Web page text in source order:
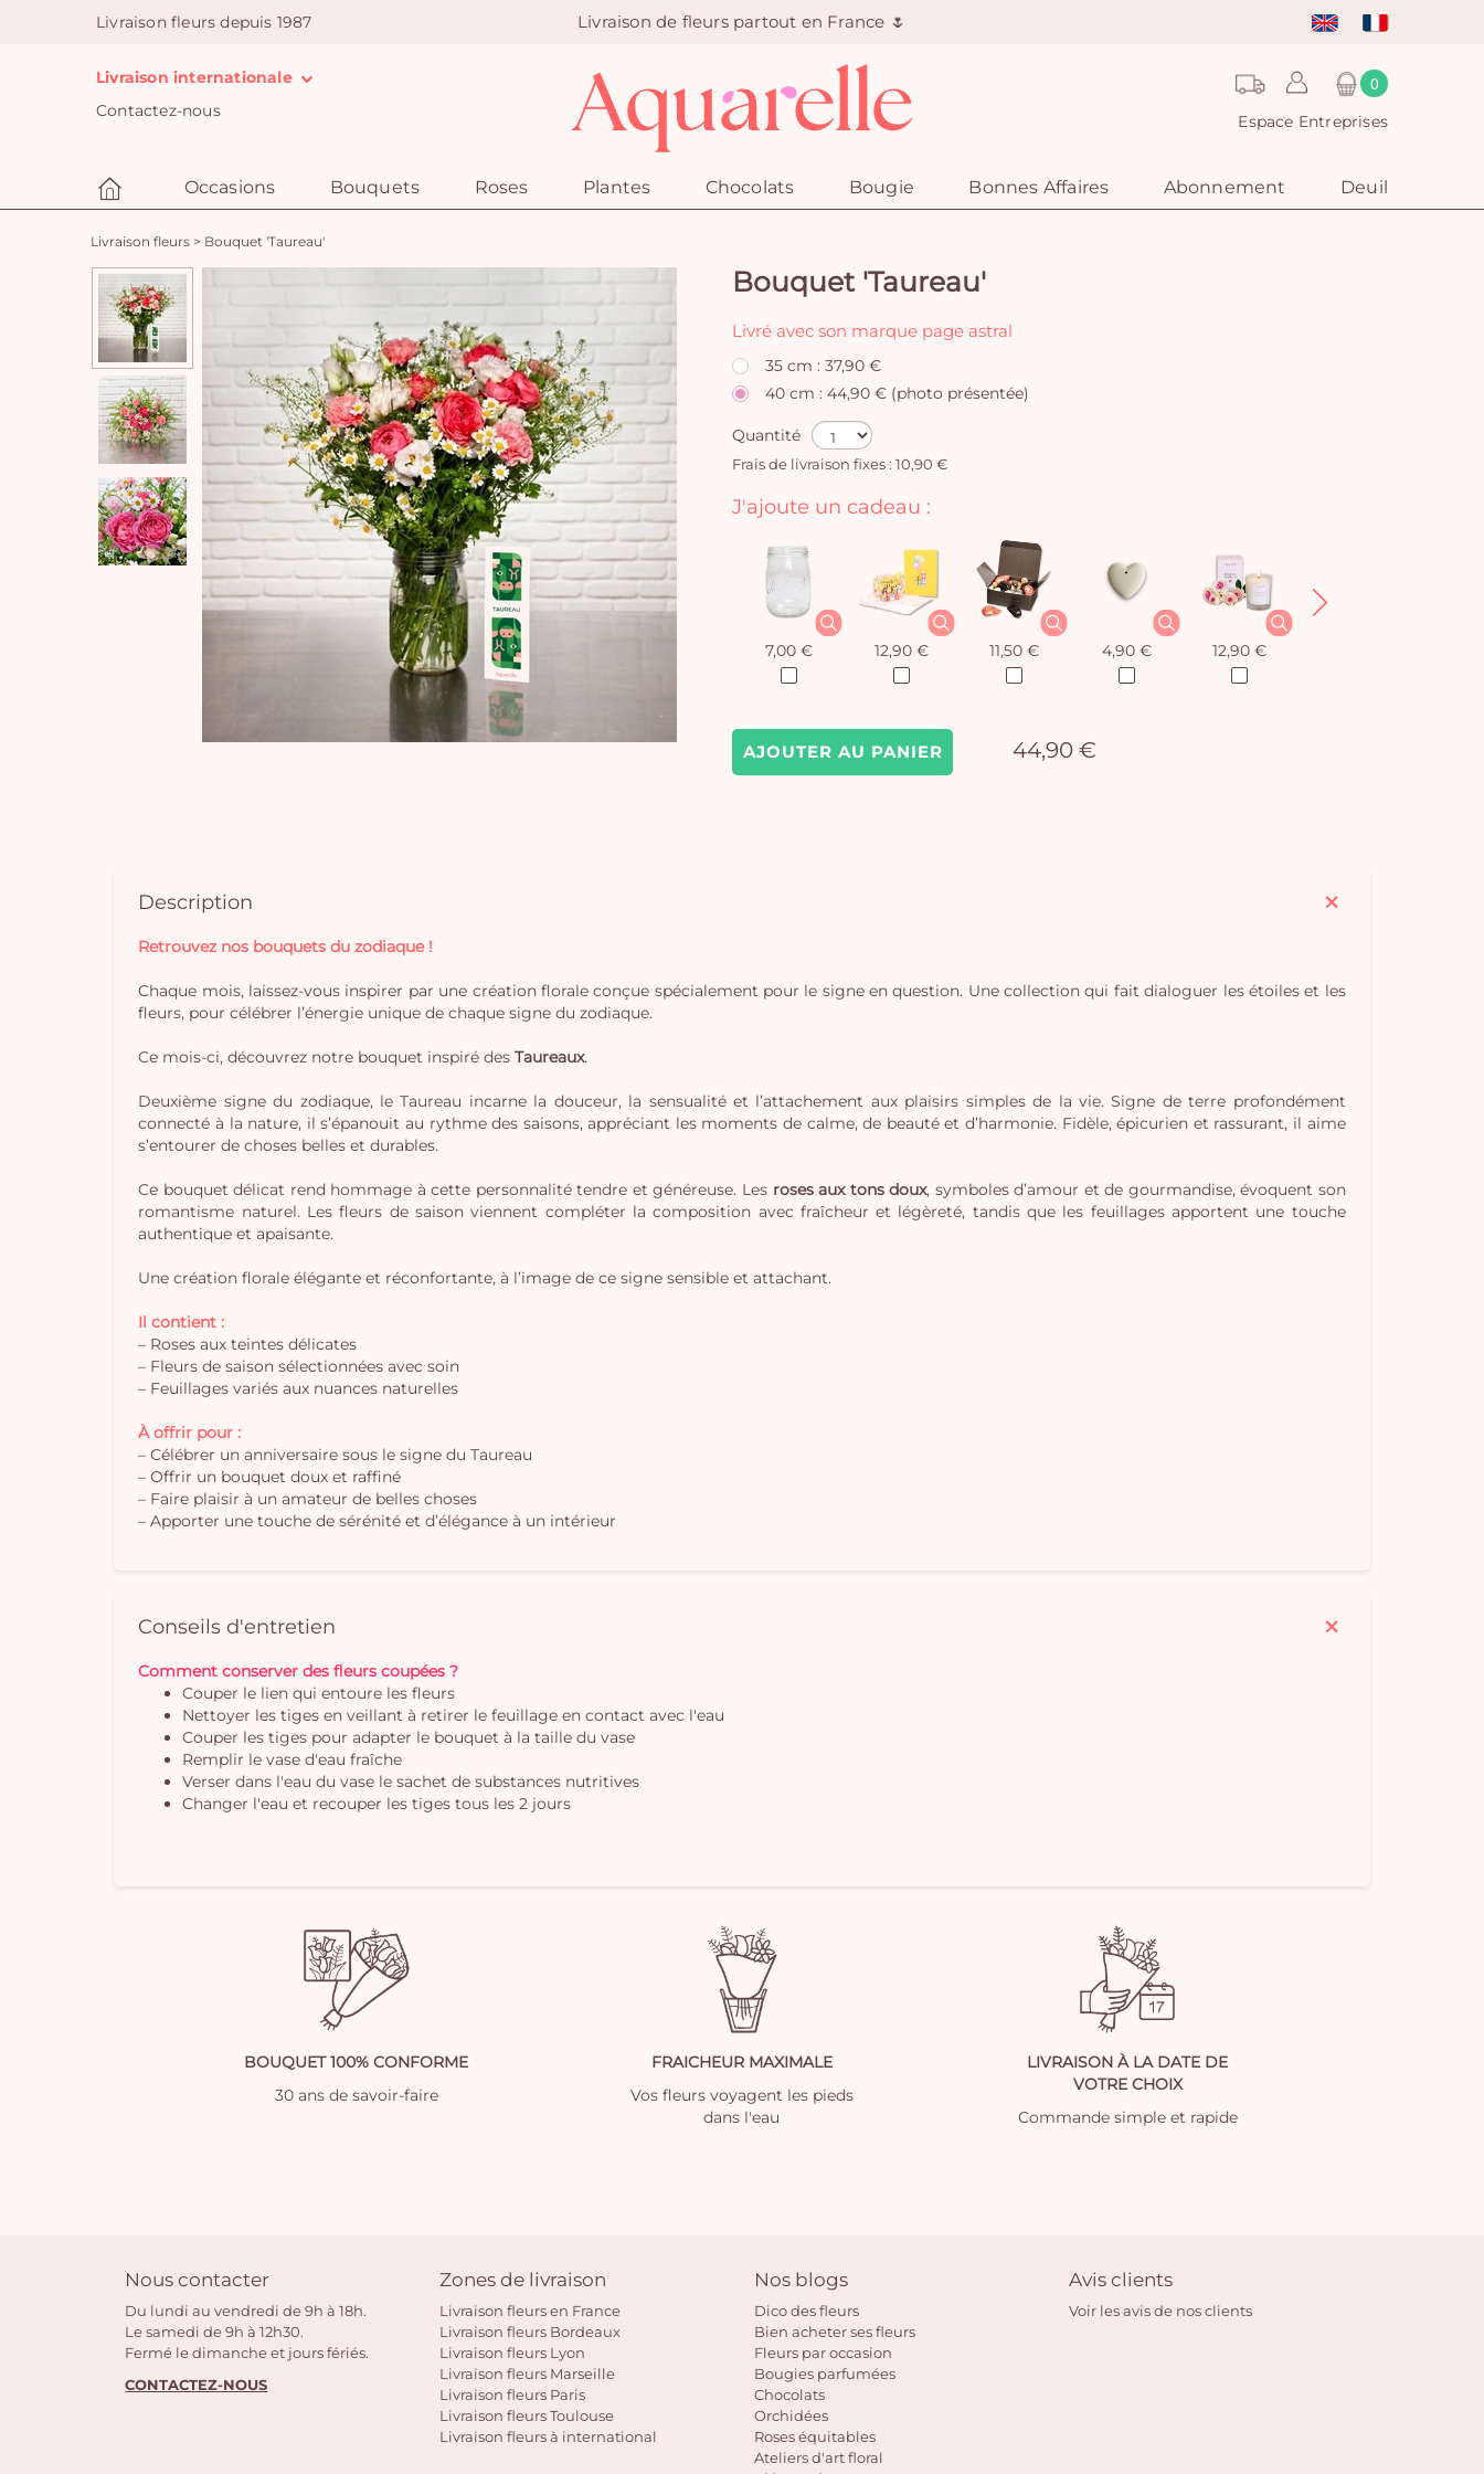
Livraison fleurs depuis 1987 Livraison de fleurs partout en France 🌷
Livraison internationale
Contactez-nous
0
Espace Entreprises
Occasions Bouquets Roses Plantes Chocolats Bougie Bonnes Affaires Abonnement Deuil
Livraison fleurs > Bouquet 'Taureau'
Bouquet 'Taureau'
Livré avec son marque page astral
35 cm : 37,90 €
40 cm : 44,90 € (photo présentée)
Quantité
Frais de livraison fixes : 10,90 €
AJOUTER AU PANIER 44,90 €
J'ajoute un cadeau :
7,00 € 12,90 € 11,50 € 4,90 € 12,90 €
Description
Retrouvez nos bouquets du zodiaque !
Chaque mois, laissez-vous inspirer par une création florale conçue spécialement pour le signe en question. Une collection qui fait dialoguer les étoiles et les
fleurs, pour célébrer l’énergie unique de chaque signe du zodiaque.
Ce mois-ci, découvrez notre bouquet inspiré desTaureaux.
Deuxième signe du zodiaque, le Taureau incarne la douceur, la sensualité et l’attachement aux plaisirs simples de la vie. Signe de terre profondément
connecté à la nature, il s’épanouit au rythme des saisons, appréciant les moments de calme, de beauté et d’harmonie. Fidèle, épicurien et rassurant, il aime
s’entourer de choses belles et durables.
Ce bouquet délicat rend hommage à cette personnalité tendre et généreuse. Les roses aux tons doux, symboles d’amour et de gourmandise, évoquent son
romantisme naturel. Les fleurs de saison viennent compléter la composition avec fraîcheur et légèreté, tandis que les feuillages apportent une touche
authentique et apaisante.
Une création florale élégante et réconfortante, à l’image de ce signe sensible et attachant.
Il contient :
– Roses aux teintes délicates
– Fleurs de saison sélectionnées avec soin
– Feuillages variés aux nuances naturelles
À offrir pour :
– Célébrer un anniversaire sous le signe du Taureau
– Offrir un bouquet doux et raffiné
– Faire plaisir à un amateur de belles choses
– Apporter une touche de sérénité et d’élégance à un intérieur
Conseils d'entretien
Comment conserver des fleurs coupées ?
Couper le lien qui entoure les fleurs
Nettoyer les tiges en veillant à retirer le feuillage en contact avec l'eau
Couper les tiges pour adapter le bouquet à la taille du vase
Remplir le vase d'eau fraîche
Verser dans l'eau du vase le sachet de substances nutritives
Changer l'eau et recouper les tiges tous les 2 jours
BOUQUET 100% CONFORME
30 ans de savoir-faire
FRAICHEUR MAXIMALE
Vos fleurs voyagent les pieds
dans l'eau
LIVRAISON À LA DATE DE
VOTRE CHOIX
Commande simple et rapide
Nous contacter
Du lundi au vendredi de 9h à 18h.
Le samedi de 9h à 12h30.
Fermé le dimanche et jours fériés.
CONTACTEZ-NOUS
Zones de livraison
Livraison fleurs en France
Livraison fleurs Bordeaux
Livraison fleurs Lyon
Livraison fleurs Marseille
Livraison fleurs Paris
Livraison fleurs Toulouse
Livraison fleurs à international
Nos blogs
Dico des fleurs
Bien acheter ses fleurs
Fleurs par occasion
Bougies parfumées
Chocolats
Orchidées
Roses équitables
Ateliers d'art floral
Avis clients
Voir les avis de nos clients